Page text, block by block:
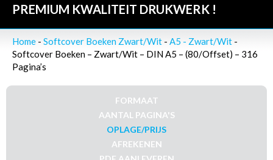
PREMIUM KWALITEIT DRUKWERK !
Home - Softcover Boeken Zwart/Wit - A5 - Zwart/Wit -
Softcover Boeken – Zwart/Wit – DIN A5 – (80/Offset) – 316
Pagina’s
FORMAAT
AANTAL PAGINA'S
OPLAGE/PRIJS
AFREKENEN